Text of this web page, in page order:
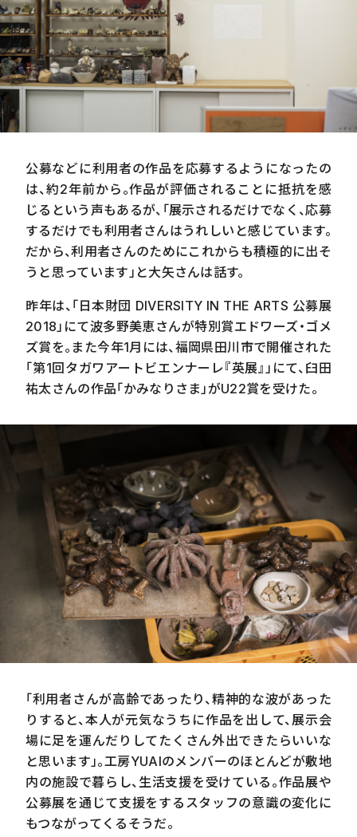
公募などに利用者の作品を応募するようになったの
は、約2年前から。作品が評価されることに抵抗を感
じるという声もあるが、「展示されるだけでなく、応募
するだけでも利用者さんはうれしいと感じています。
だから、利用者さんのためにこれからも積極的に出そ
うと思っています」と大矢さんは話す。
昨年は、「日本財団 DIVERSITY IN THE ARTS 公募展
2018」にて波多野美恵さんが特別賞エドワーズ・ゴメ
ズ賞を。また今年1月には、福岡県田川市で開催された
「第1回タガワアートビエンナーレ『英展』」にて、臼田
祐太さんの作品「かみなりさま」がU22賞を受けた。
「利用者さんが高齢であったり、精神的な波があった
りすると、本人が元気なうちに作品を出して、展示会
場に足を運んだりしてたくさん外出できたらいいな
と思います」。工房YUAIのメンバーのほとんどが敷地
内の施設で暮らし、生活支援を受けている。作品展や
公募展を通じて支援をするスタッフの意識の変化に
もつながってくるそうだ。